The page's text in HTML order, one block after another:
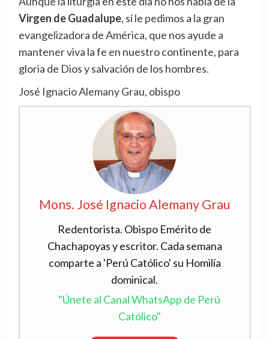
Virgen de Guadalupe, sí le pedimos a la gran
evangelizadora de América, que nos ayude a
mantener viva la fe en nuestro continente, para
gloria de Dios y salvación de los hombres.
José Ignacio Alemany Grau, obispo
Mons. José Ignacio Alemany Grau
Redentorista. Obispo Emérito de
Chachapoyas y escritor. Cada semana
comparte a 'Perú Católico' su Homilía
dominical.
"Únete al Canal WhatsApp de Perú
Católico"